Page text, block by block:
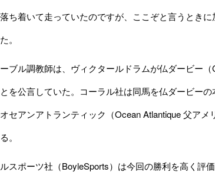
ち着いて走っていたのですが、ここぞと言うとき
。
ブル調教師は、ヴィクタールドラムが仏ダービー
を公言していた。コーラル社は同馬を仏ダービー
セアンアトランティック（Ocean Atlantique 父ア
。
スポーツ社（BoyleSports）は今回の勝利を高く評